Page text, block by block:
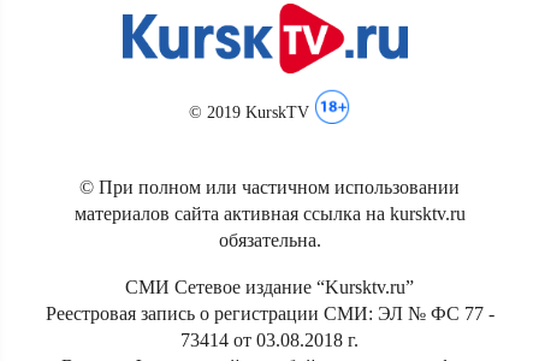
© 2019 KurskTV
© При полном или частичном использовании
материалов сайта активная ссылка на kursktv.ru
обязательна.
СМИ Сетевое издание “Kursktv.ru”
Реестровая запись о регистрации СМИ: ЭЛ № ФС 77 -
73414 от 03.08.2018 г.